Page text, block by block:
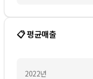
📋 평균매출
2022년